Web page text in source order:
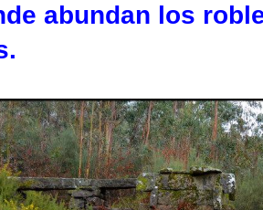
abundan los